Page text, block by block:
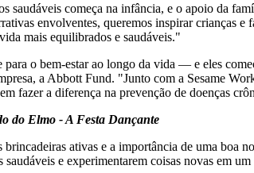
saudáveis começa na infância, e o apoio da
envolventes, queremos inspirar crianças
mais equilibrados e saudáveis."
para o bem-estar ao longo da vida — e eles
a Abbott Fund. "Junto com a Sesame
fazer a diferença na prevenção de doenças
do Elmo - A Festa Dançante
ativas e a importância de uma boa
saudáveis e experimentarem coisas novas em